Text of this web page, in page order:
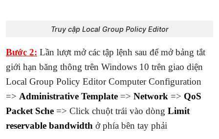
Truy cập Local Group Policy Editor
Bước 2: Lần lượt mở các tập lệnh sau để mở bảng tắt
giới hạn băng thông trên Windows 10 trên giao diện
Local Group Policy Editor Computer Configuration
=> Administrative Template => Network => QoS
Packet Sche => Click chuột trái vào dòng Limit
reservable bandwidth ở phía bên tay phải